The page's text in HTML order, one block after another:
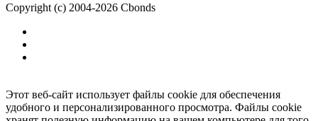
Copyright (c) 2004-2026 Cbonds
Этот веб-сайт использует файлы cookie для обеспечения
удобного и персонализированного просмотра. Файлы cookie